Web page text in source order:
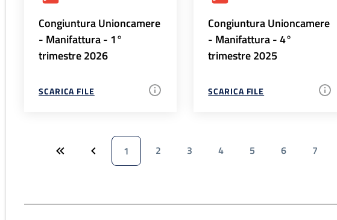
Congiuntura Unioncamere
- Manifattura - 1°
trimestre 2026
SCARICA FILE
Congiuntura Unioncamere
- Manifattura - 4°
trimestre 2025
SCARICA FILE
1 2 3 4 5 6 7